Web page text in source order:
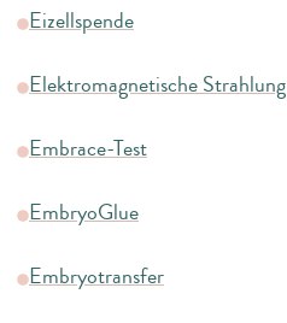
Eizellspende
Elektromagnetische Strahlung
Embrace-Test
EmbryoGlue
Embryotransfer